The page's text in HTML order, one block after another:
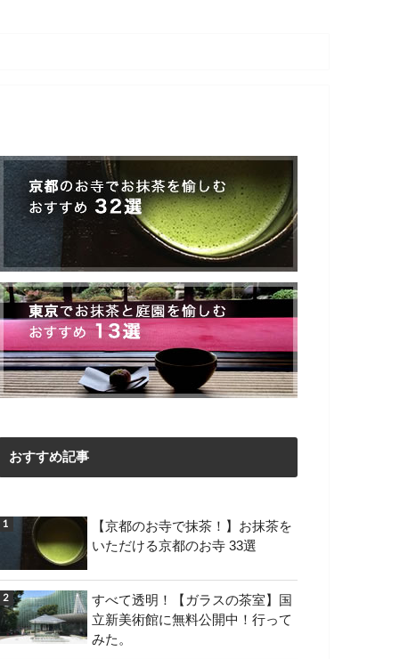
おすすめ記事
【京都のお寺で抹茶！】お抹茶を
いただける京都のお寺 33選
すべて透明！【ガラスの茶室】国
立新美術館に無料公開中！行って
みた。